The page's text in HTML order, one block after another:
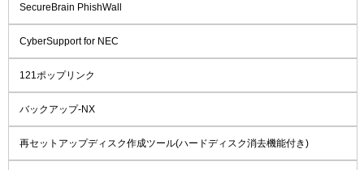
SecureBrain PhishWall
CyberSupport for NEC
121ポップリンク
バックアップ-NX
再セットアップディスク作成ツール(ハードディスク消去機能付き)